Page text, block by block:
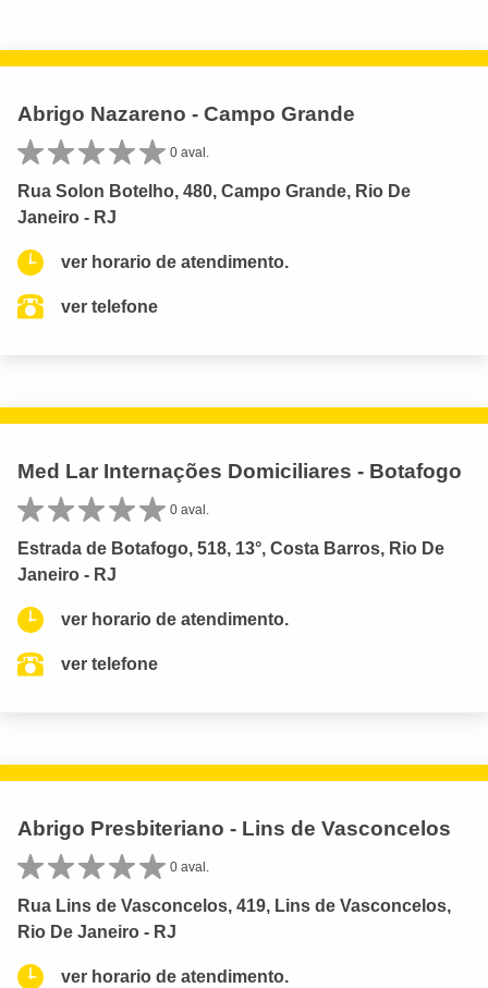
Abrigo Nazareno - Campo Grande
0 aval.
Rua Solon Botelho, 480, Campo Grande, Rio De
Janeiro - RJ
ver horario de atendimento.
ver telefone
Med Lar Internações Domiciliares - Botafogo
0 aval.
Estrada de Botafogo, 518, 13°, Costa Barros, Rio De
Janeiro - RJ
ver horario de atendimento.
ver telefone
Abrigo Presbiteriano - Lins de Vasconcelos
0 aval.
Rua Lins de Vasconcelos, 419, Lins de Vasconcelos,
Rio De Janeiro - RJ
ver horario de atendimento.